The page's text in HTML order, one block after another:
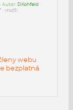
• Autor: D.Kohfeld•
• md5:
webu
bezplatná.